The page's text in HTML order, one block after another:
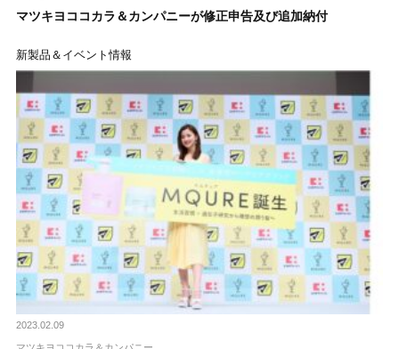
マツキヨココカラ＆カンパニーが修正申告及び追加納付
新製品＆イベント情報
2023.02.09